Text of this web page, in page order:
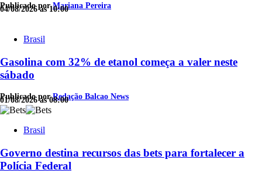
Publicado porMariana Pereira
04/08/2026 às 10:00
Brasil
Gasolina com 32% de etanol começa a valer neste
sábado
Publicado porRedação Balcao News
01/08/2026 às 08:00
Brasil
Governo destina recursos das bets para fortalecer a
Polícia Federal